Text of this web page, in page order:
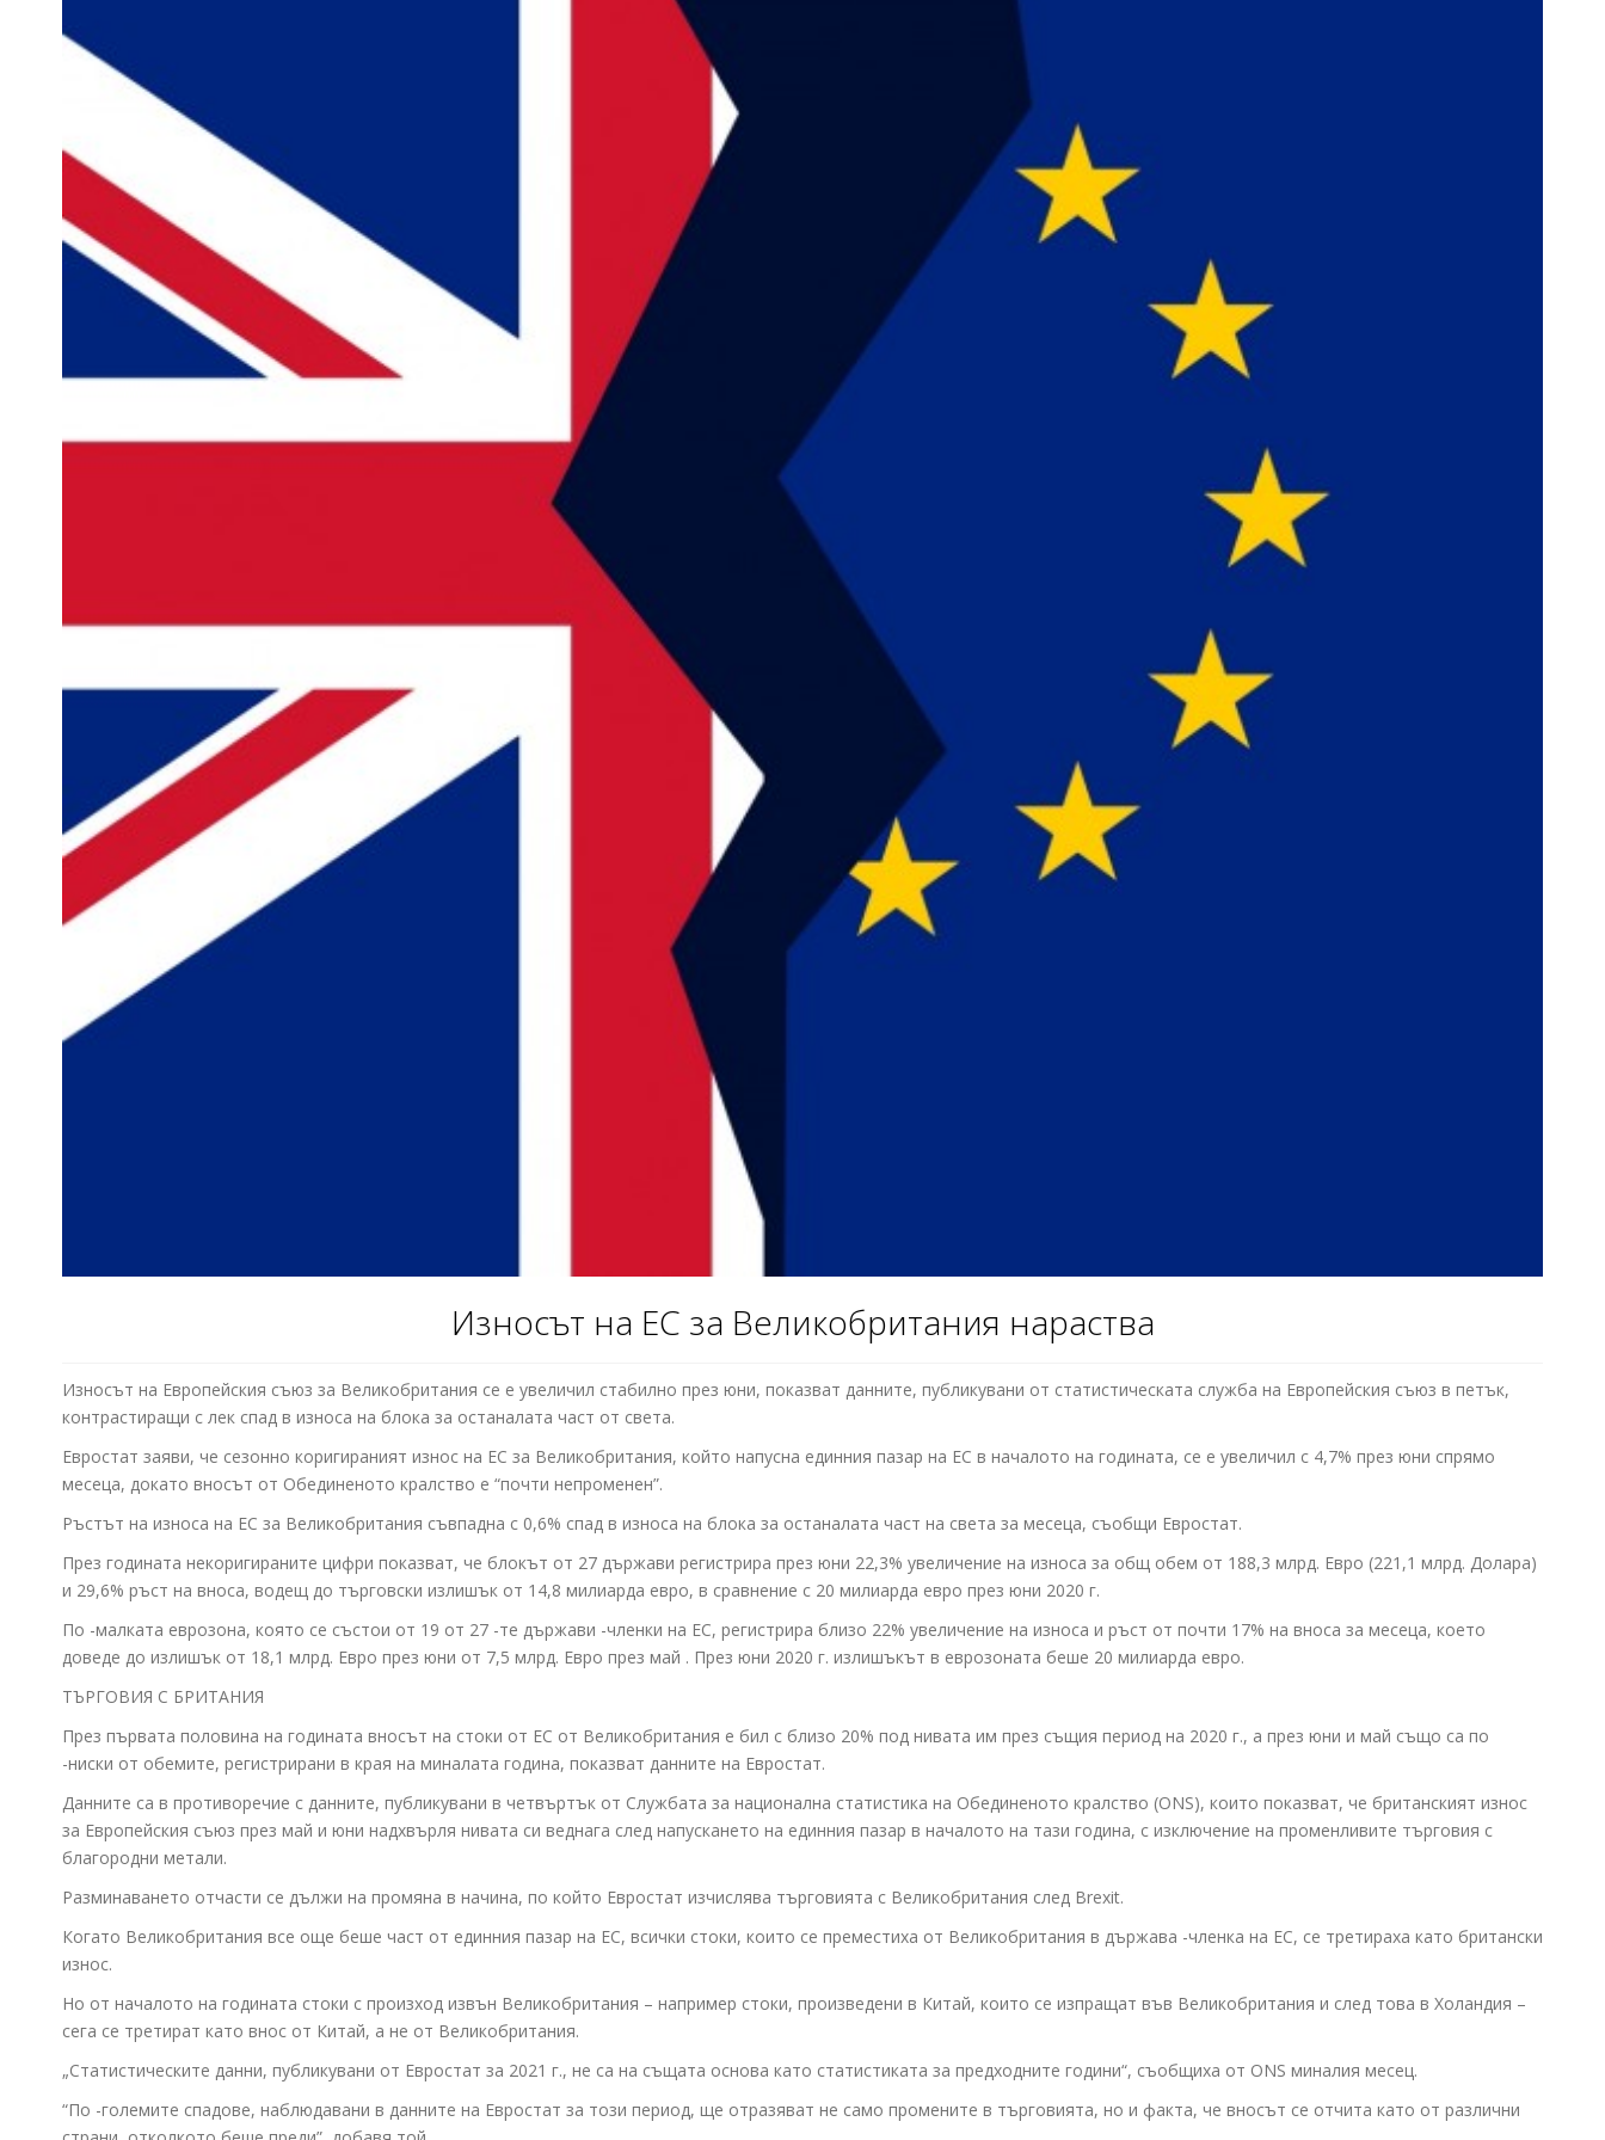
Износът на ЕС за Великобритания нараства
Износът на Европейския съюз за Великобритания се е увеличил стабилно през юни, показват данните, публикувани от статистическата служба на Европейския съюз в петък,
контрастиращи с лек спад в износа на блока за останалата част от света.
Евростат заяви, че сезонно коригираният износ на ЕС за Великобритания, който напусна единния пазар на ЕС в началото на годината, се е увеличил с 4,7% през юни спрямо
месеца, докато вносът от Обединеното кралство е “почти непроменен”.
Ръстът на износа на ЕС за Великобритания съвпадна с 0,6% спад в износа на блока за останалата част на света за месеца, съобщи Евростат.
През годината некоригираните цифри показват, че блокът от 27 държави регистрира през юни 22,3% увеличение на износа за общ обем от 188,3 млрд. Евро (221,1 млрд. Долара)
и 29,6% ръст на вноса, водещ до търговски излишък от 14,8 милиарда евро, в сравнение с 20 милиарда евро през юни 2020 г.
По -малката еврозона, която се състои от 19 от 27 -те държави -членки на ЕС, регистрира близо 22% увеличение на износа и ръст от почти 17% на вноса за месеца, което
доведе до излишък от 18,1 млрд. Евро през юни от 7,5 млрд. Евро през май . През юни 2020 г. излишъкът в еврозоната беше 20 милиарда евро.
ТЪРГОВИЯ С БРИТАНИЯ
През първата половина на годината вносът на стоки от ЕС от Великобритания е бил с близо 20% под нивата им през същия период на 2020 г., а през юни и май също са по
-ниски от обемите, регистрирани в края на миналата година, показват данните на Евростат.
Данните са в противоречие с данните, публикувани в четвъртък от Службата за национална статистика на Обединеното кралство (ONS), които показват, че британският износ
за Европейския съюз през май и юни надхвърля нивата си веднага след напускането на единния пазар в началото на тази година, с изключение на променливите търговия с
благородни метали.
Разминаването отчасти се дължи на промяна в начина, по който Евростат изчислява търговията с Великобритания след Brexit.
Когато Великобритания все още беше част от единния пазар на ЕС, всички стоки, които се преместиха от Великобритания в държава -членка на ЕС, се третираха като британски
износ.
Но от началото на годината стоки с произход извън Великобритания – например стоки, произведени в Китай, които се изпращат във Великобритания и след това в Холандия –
сега се третират като внос от Китай, а не от Великобритания.
„Статистическите данни, публикувани от Евростат за 2021 г., не са на същата основа като статистиката за предходните години“, съобщиха от ONS миналия месец.
“По -големите спадове, наблюдавани в данните на Евростат за този период, ще отразяват не само промените в търговията, но и факта, че вносът се отчита като от различни